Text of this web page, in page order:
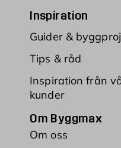
Inspiration
Guider &
Tips & råd
Inspiration från
kunder
Om Byggmax
Om oss